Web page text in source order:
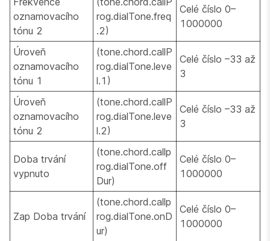
oznamovacího
tónu 2
rog.dialTone.freq
.2)
Celé číslo 0–
1000000
Úroveň
oznamovacího
tónu 1
(tone.chord.callP
rog.dialTone.leve
l.1)
Celé číslo –33 až
3
Úroveň
oznamovacího
tónu 2
(tone.chord.callP
rog.dialTone.leve
l.2)
Celé číslo –33 až
3
Doba trvání
vypnuto
(tone.chord.callp
rog.dialTone.off
Dur)
Celé číslo 0–
1000000
Zap Doba trvání
(tone.chord.callp
rog.dialTone.onD
ur)
Celé číslo 0–
1000000